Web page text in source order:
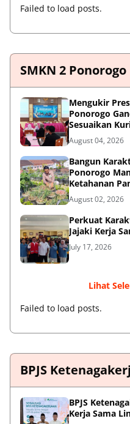
Failed to load posts.
SMKN 2 Ponorogo
Mengukir
Ponorogo
Sesuaikan
Dunia Kerja
August 04, 2026
Bangun
Ponorogo
Ketahanan
August 02, 2026
Perkuat
Jajaki Kerja
July 17, 2026
Lihat
Failed to load posts.
BPJS
BPJS
Kerja Sama